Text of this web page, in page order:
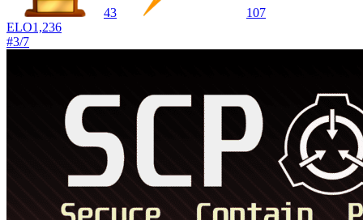
43
107
ELO1,236
#3/7